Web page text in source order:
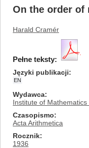
On the order of
Harald Cramér
Pełne teksty:
Języki publikacji
EN
Wydawca
Institute of
Czasopismo
Acta Arithmetica
Rocznik
1936